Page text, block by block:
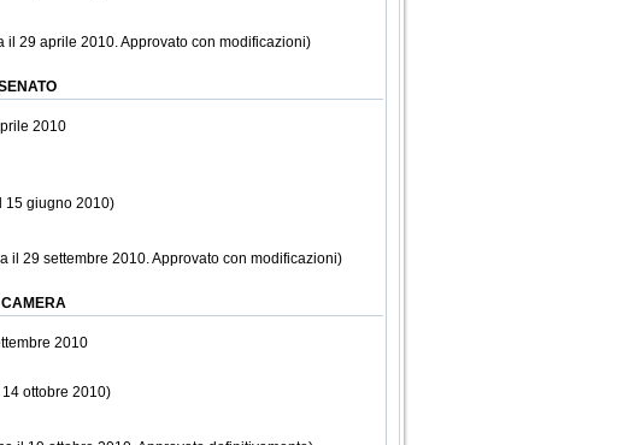
29 aprile 2010. Approvato con modificazioni)
2010
15 giugno 2010)
il 29 settembre 2010. Approvato con modificazioni)
2010
ottobre 2010)